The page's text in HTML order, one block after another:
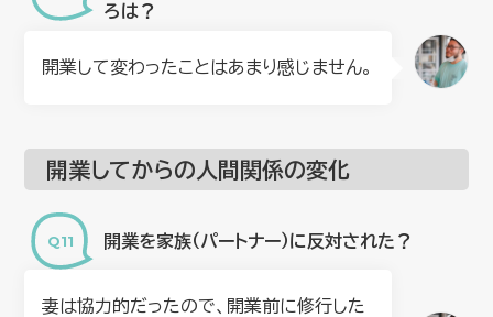
ろは？
開業して変わったことはあまり感じません。
開業してからの人間関係の変化
開業を家族（パートナー）に反対された？
妻は協力的だったので、開業前に修行した